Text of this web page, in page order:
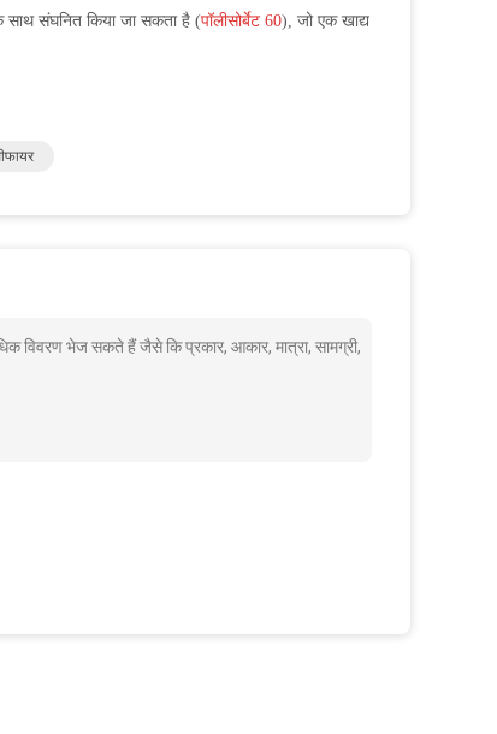
साथ संघनित किया जा सकता है (पॉलीसोर्बेट 60), जो एक खाद्य
विवरण भेज सकते हैं जैसे कि प्रकार, आकार, मात्रा, सामग्री,